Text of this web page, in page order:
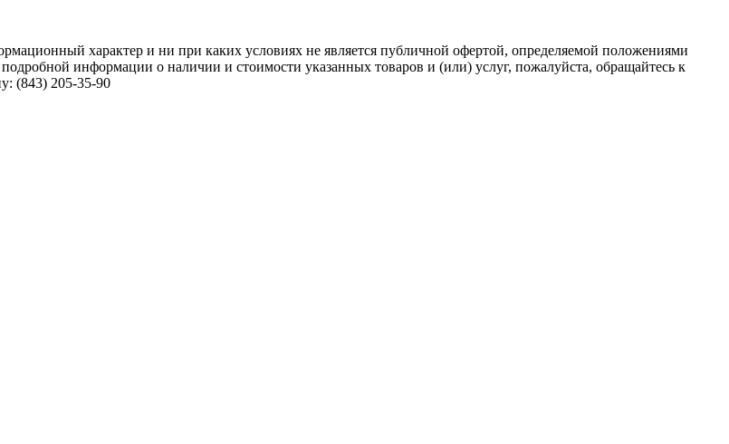
характер и ни при каких условиях не является публичной офертой, определяемой положениями
информации о наличии и стоимости указанных товаров и (или) услуг, пожалуйста, обращайтесь к
(843) 205-35-90